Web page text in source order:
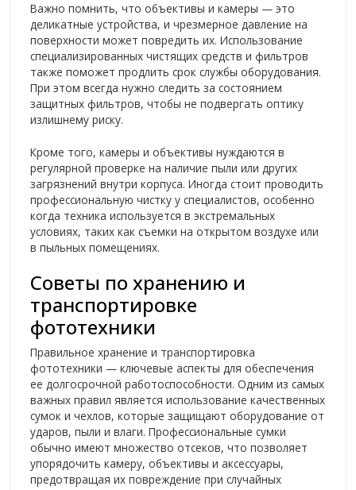
Важно помнить, что объективы и камеры — это
деликатные устройства, и чрезмерное давление на
поверхности может повредить их. Использование
специализированных чистящих средств и фильтров
также поможет продлить срок службы оборудования.
При этом всегда нужно следить за состоянием
защитных фильтров, чтобы не подвергать оптику
излишнему риску.
Кроме того, камеры и объективы нуждаются в
регулярной проверке на наличие пыли или других
загрязнений внутри корпуса. Иногда стоит проводить
профессиональную чистку у специалистов, особенно
когда техника используется в экстремальных
условиях, таких как съемки на открытом воздухе или
в пыльных помещениях.
Советы по хранению и
транспортировке
фототехники
Правильное хранение и транспортировка
фототехники — ключевые аспекты для обеспечения
ее долгосрочной работоспособности. Одним из самых
важных правил является использование качественных
сумок и чехлов, которые защищают оборудование от
ударов, пыли и влаги. Профессиональные сумки
обычно имеют множество отсеков, что позволяет
упорядочить камеру, объективы и аксессуары,
предотвращая их повреждение при случайных